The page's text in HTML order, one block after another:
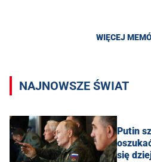
WIĘCEJ
NAJNOWSZE ŚWIAT
Putin
się